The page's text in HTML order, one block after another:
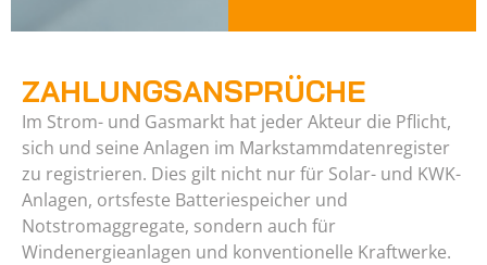
ZAHLUNGSANSPRÜCHE
Im Strom- und Gasmarkt hat jeder Akteur die Pflicht,
sich und seine Anlagen im Markstammdatenregister
zu registrieren. Dies gilt nicht nur für Solar- und KWK-
Anlagen, ortsfeste Batteriespeicher und
Notstromaggregate, sondern auch für
Windenergieanlagen und konventionelle Kraftwerke.